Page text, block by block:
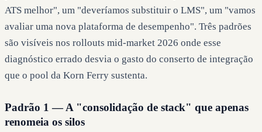
ATS melhor", um "deveríamos substituir o LMS", um "vamos
avaliar uma nova plataforma de desempenho". Três padrões
são visíveis nos rollouts mid-market 2026 onde esse
diagnóstico errado desvia o gasto do conserto de integração
que o pool da Korn Ferry sustenta.
Padrão 1 — A "consolidação de stack" que apenas
renomeia os silos